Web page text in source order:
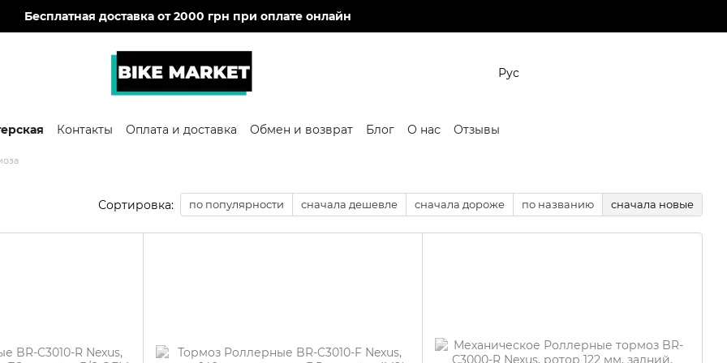
Бесплатная доставка от 2000 грн при оплате онлайн
Рус
Контакты Оплата и доставка Обмен и возврат Блог О нас Отзывы
Сортировка: по популярности сначала дешевле сначала дороже по названию сначала новые